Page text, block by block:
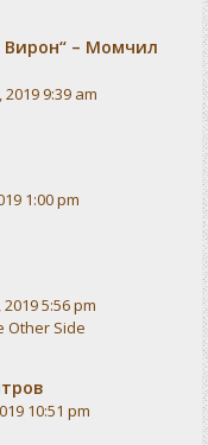
Вирон“ – Момчил
2019 9:39 am
1:00 pm
5:56 pm
Other Side
10:51 pm